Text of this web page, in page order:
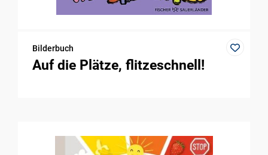
Bilderbuch
Auf die Plätze, flitzeschnell!